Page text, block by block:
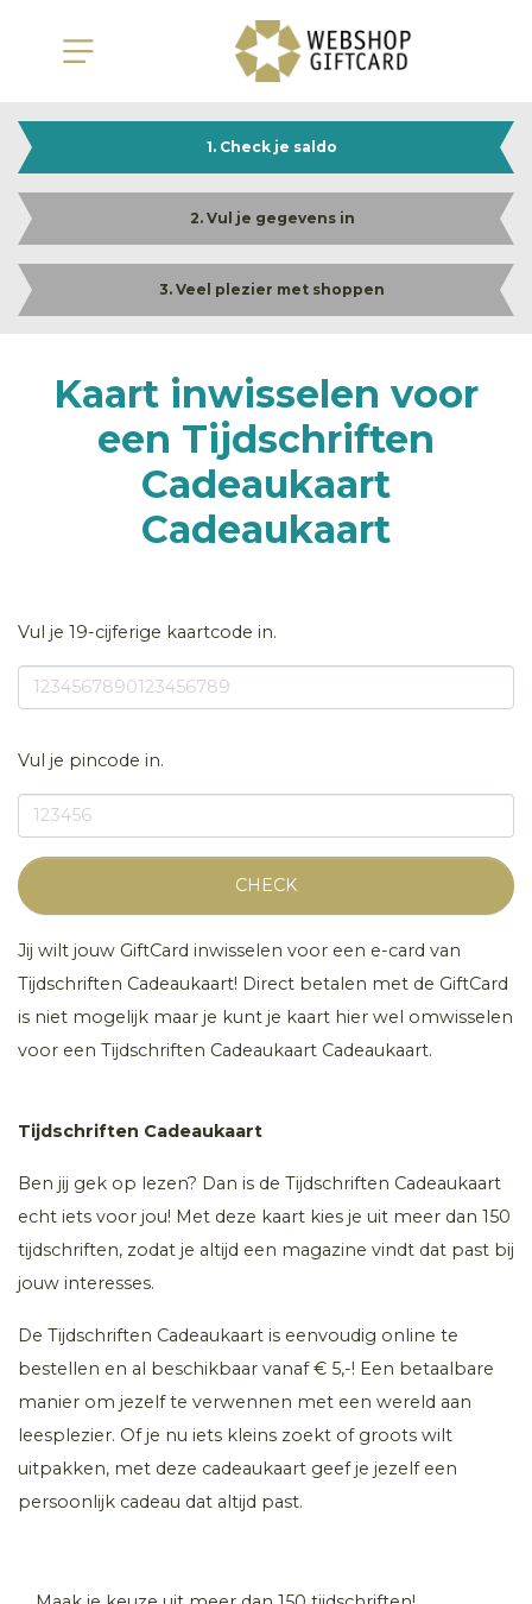
1. Check je saldo
2. Vul je gegevens in
3. Veel plezier met shoppen
Kaart inwisselen voor
een Tijdschriften
Cadeaukaart
Cadeaukaart
Vul je 19-cijferige kaartcode in.
Vul je pincode in.
CHECK
Jij wilt jouw GiftCard inwisselen voor een e-card van
Tijdschriften Cadeaukaart! Direct betalen met de GiftCard
is niet mogelijk maar je kunt je kaart hier wel omwisselen
voor een Tijdschriften Cadeaukaart Cadeaukaart.
Tijdschriften Cadeaukaart
Ben jij gek op lezen? Dan is de Tijdschriften Cadeaukaart
echt iets voor jou! Met deze kaart kies je uit meer dan 150
tijdschriften, zodat je altijd een magazine vindt dat past bij
jouw interesses.
De Tijdschriften Cadeaukaart is eenvoudig online te
bestellen en al beschikbaar vanaf € 5,-! Een betaalbare
manier om jezelf te verwennen met een wereld aan
leesplezier. Of je nu iets kleins zoekt of groots wilt
uitpakken, met deze cadeaukaart geef je jezelf een
persoonlijk cadeau dat altijd past.